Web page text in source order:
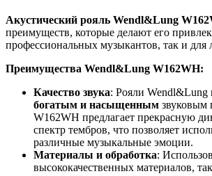
Акустический рояль Wendl&Lung
преимуществ, которые делают его
профессиональных музыкантов, так и для
Преимущества Wendl&Lung W162WH:
Качество звука: Рояли Wendl&Lung
богатым и насыщенным звуковым
W162WH предлагает прекрасную
спектр тембров, что позволяет
различные музыкальные эмоции.
Материалы и обработка:
высококачественных материалов,